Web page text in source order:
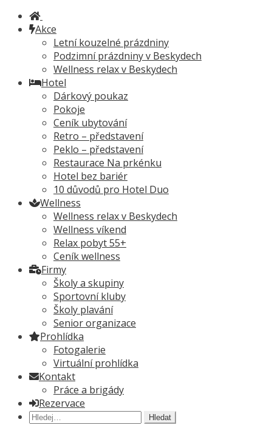
Akce
Letní kouzelné prázdniny
Podzimní prázdniny v Beskydech
Wellness relax v Beskydech
Hotel
Dárkový poukaz
Pokoje
Ceník ubytování
Retro – představení
Peklo – představení
Restaurace Na prkénku
Hotel bez bariér
10 důvodů pro Hotel Duo
Wellness
Wellness relax v Beskydech
Wellness víkend
Relax pobyt 55+
Ceník wellness
Firmy
Školy a skupiny
Sportovní kluby
Školy plavání
Senior organizace
Prohlídka
Fotogalerie
Virtuální prohlídka
Kontakt
Práce a brigády
Rezervace
Hledat: